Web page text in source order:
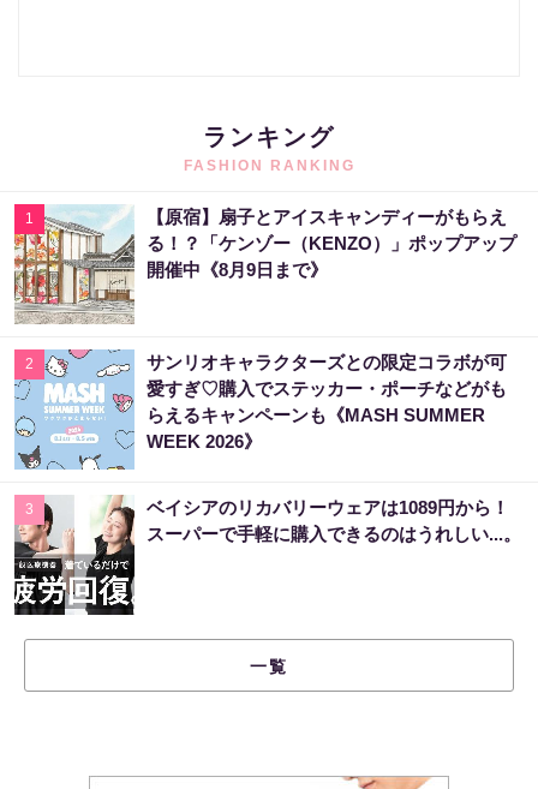
ランキング
FASHION RANKING
1
【原宿】扇子とアイスキャンディーがもらえ
る！？「ケンゾー（KENZO）」ポップアップ
開催中《8月9日まで》
2
サンリオキャラクターズとの限定コラボが可
愛すぎ♡購入でステッカー・ポーチなどがも
らえるキャンペーンも《MASH SUMMER
WEEK 2026》
3
ベイシアのリカバリーウェアは1089円から！
スーパーで手軽に購入できるのはうれしい...。
一覧